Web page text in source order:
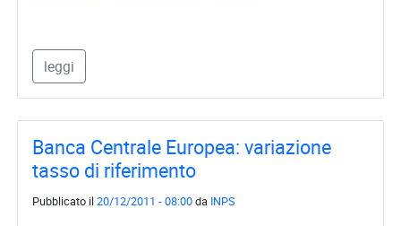
leggi
Banca Centrale Europea: variazione
tasso di riferimento
Pubblicato il20/12/2011 - 08:00da INPS